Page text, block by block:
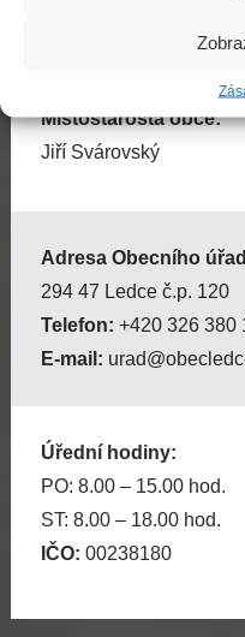
Bc. Michal Rozkovec
Místostarosta obce:
Jiří Svárovský
Adresa Obecního
294 47 Ledce č.p. 120
Telefon: +420 326 380
E-mail:
Úřední hodiny:
PO: 8.00 – 15.00 hod.
ST: 8.00 – 18.00 hod.
IČO: 00238180